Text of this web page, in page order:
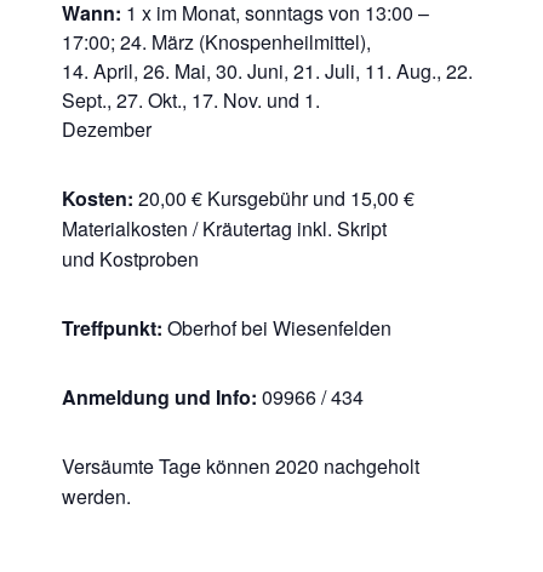
Wann: 1 x im Monat, sonntags von 13:00 –
17:00; 24. März (Knospenheilmittel),
14. April, 26. Mai, 30. Juni, 21. Juli, 11. Aug., 22.
Sept., 27. Okt., 17. Nov. und 1.
Dezember
Kosten: 20,00 € Kursgebühr und 15,00 €
Materialkosten / Kräutertag inkl. Skript
und Kostproben
Treffpunkt: Oberhof bei Wiesenfelden
Anmeldung und Info: 09966 / 434
Versäumte Tage können 2020 nachgeholt
werden.